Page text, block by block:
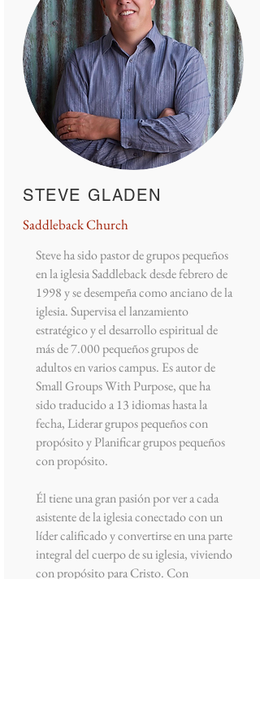
STEVE GLADEN
Saddleback Church
Steve ha sido pastor de grupos pequeños
en la iglesia Saddleback desde febrero de
1998 y se desempeña como anciano de la
iglesia. Supervisa el lanzamiento
estratégico y el desarrollo espiritual de
más de 7.000 pequeños grupos de
adultos en varios campus. Es autor de
Small Groups With Purpose, que ha
sido traducido a 13 idiomas hasta la
fecha, Liderar grupos pequeños con
propósito y Planificar grupos pequeños
con propósito.
Él tiene una gran pasión por ver a cada
asistente de la iglesia conectado con un
líder calificado y convertirse en una parte
integral del cuerpo de su iglesia, viviendo
con propósito para Cristo. Con